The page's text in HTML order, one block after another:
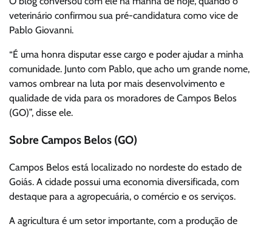
veterinário confirmou sua pré-candidatura como vice de
Pablo Giovanni.
“É uma honra disputar esse cargo e poder ajudar a minha
comunidade. Junto com Pablo, que acho um grande nome,
vamos ombrear na luta por mais desenvolvimento e
qualidade de vida para os moradores de Campos Belos
(GO)”, disse ele.
Sobre Campos Belos (GO)
Campos Belos está localizado no nordeste do estado de
Goiás. A cidade possui uma economia diversificada, com
destaque para a agropecuária, o comércio e os serviços.
A agricultura é um setor importante, com a produção de